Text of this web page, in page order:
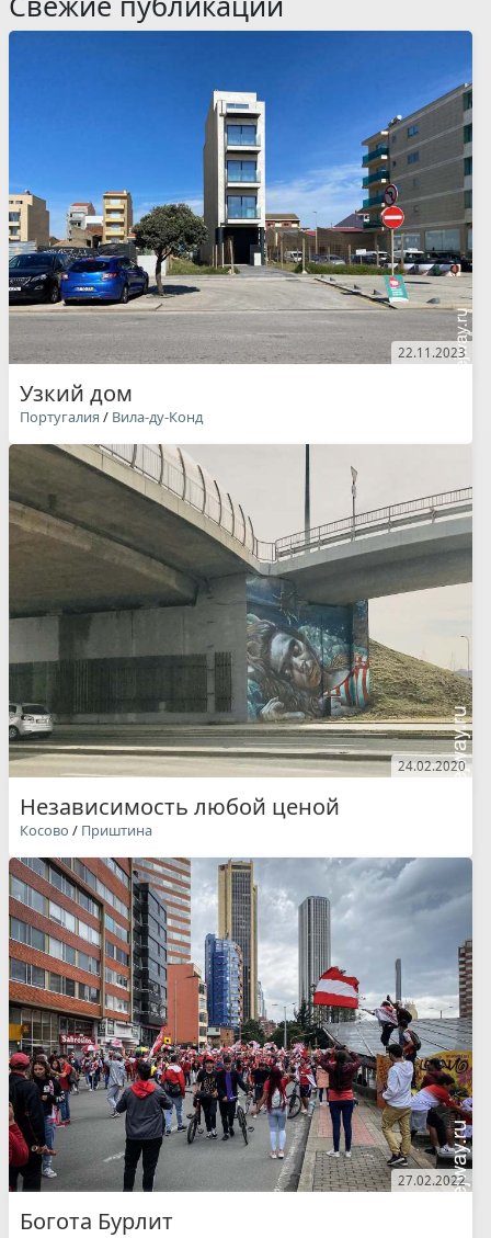
22.11.2023
Узкий дом
Португалия / Вила-ду-Конд
24.02.2020
Независимость любой ценой
Косово / Приштина
27.02.2022
Богота Бурлит